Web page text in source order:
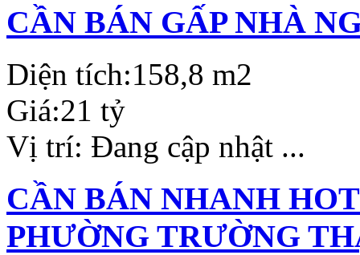
CẦN BÁN GẤP NHÀ
Diện tích:158,8 m2
Giá:21 tỷ
Vị trí: Đang cập nhật ...
CẦN BÁN NHANH
PHƯỜNG TRƯỜNG